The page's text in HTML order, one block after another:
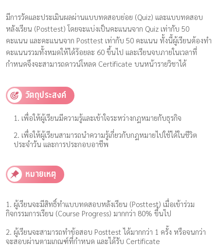
มีการวัดและประเมินผลผ่านแบบทดสอบย่อย (Quiz) และแบบทดสอบ
หลังเรียน (Posttest) โดยจะแบ่งเป็นคะแนนจาก Quiz เท่ากับ 50
คะแนน และคะแนนจาก Posttest เท่ากับ 50 คะแนน ทั้งนี้ผู้เรียนต้องทำ
คะแนนรวมทั้งหมดให้ได้ร้อยละ 60 ขึ้นไป และเรียนจบภายในเวลาที่
กำหนดจึงจะสามารถดาวน์โหลด Certificate บนหน้ารายวิชาได้
วัตถุประสงค์
1. เพื่อให้ผู้เรียนมีความรู้และเข้าใจระหว่างกฎหมายกับธุรกิจ
2. เพื่อให้ผู้เรียนสามารถนำความรู้เกี่ยวกับกฎหมายไปใช้ได้ในชีวิต
ประจำวัน และการประกอบอาชีพ
หมายเหตุ
1. ผู้เรียนจะมีสิทธิ์ทำแบบทดสอบหลังเรียน (Posttest) เมื่อเข้าร่วม
กิจกรรมการเรียน (Course Progress) มากกว่า 80% ขึ้นไป
2. ผู้เรียนจะสามารถทำข้อสอบ Posttest ได้มากกว่า 1 ครั้ง หรือจนกว่า
จะสอบผ่านตามเกณฑ์ที่กำหนด และได้รับ Certificate